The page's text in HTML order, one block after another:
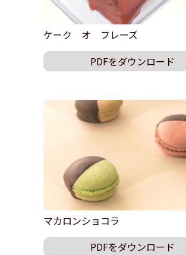
ケーク オ フレーズ
PDFをダウンロード
マカロンショコラ
PDFをダウンロード